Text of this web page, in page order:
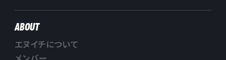
ABOUT
エヌイチについて